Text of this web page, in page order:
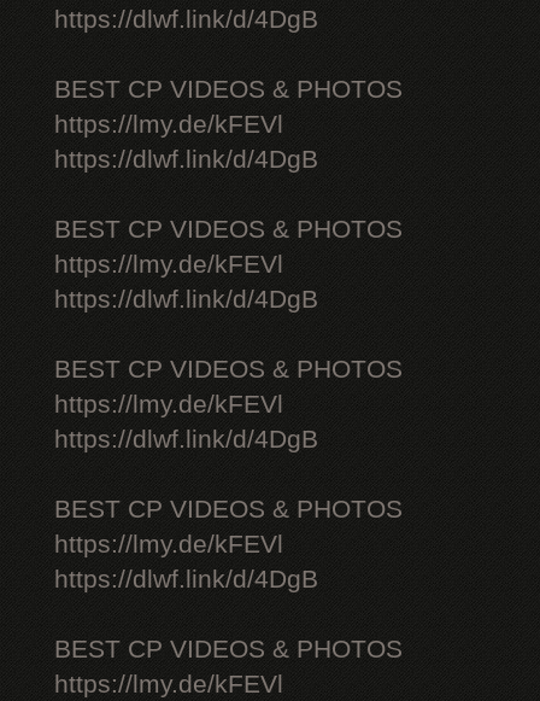
https://dlwf.link/d/4DgB
BEST CP VIDEOS & PHOTOS
https://lmy.de/kFEVl
https://dlwf.link/d/4DgB
BEST CP VIDEOS & PHOTOS
https://lmy.de/kFEVl
https://dlwf.link/d/4DgB
BEST CP VIDEOS & PHOTOS
https://lmy.de/kFEVl
https://dlwf.link/d/4DgB
BEST CP VIDEOS & PHOTOS
https://lmy.de/kFEVl
https://dlwf.link/d/4DgB
BEST CP VIDEOS & PHOTOS
https://lmy.de/kFEVl